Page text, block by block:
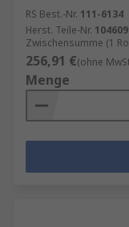
RS Best.-Nr. 111-6134
Herst. Teile-Nr.
Zwischensumme (1
256,91 €(ohne
Menge